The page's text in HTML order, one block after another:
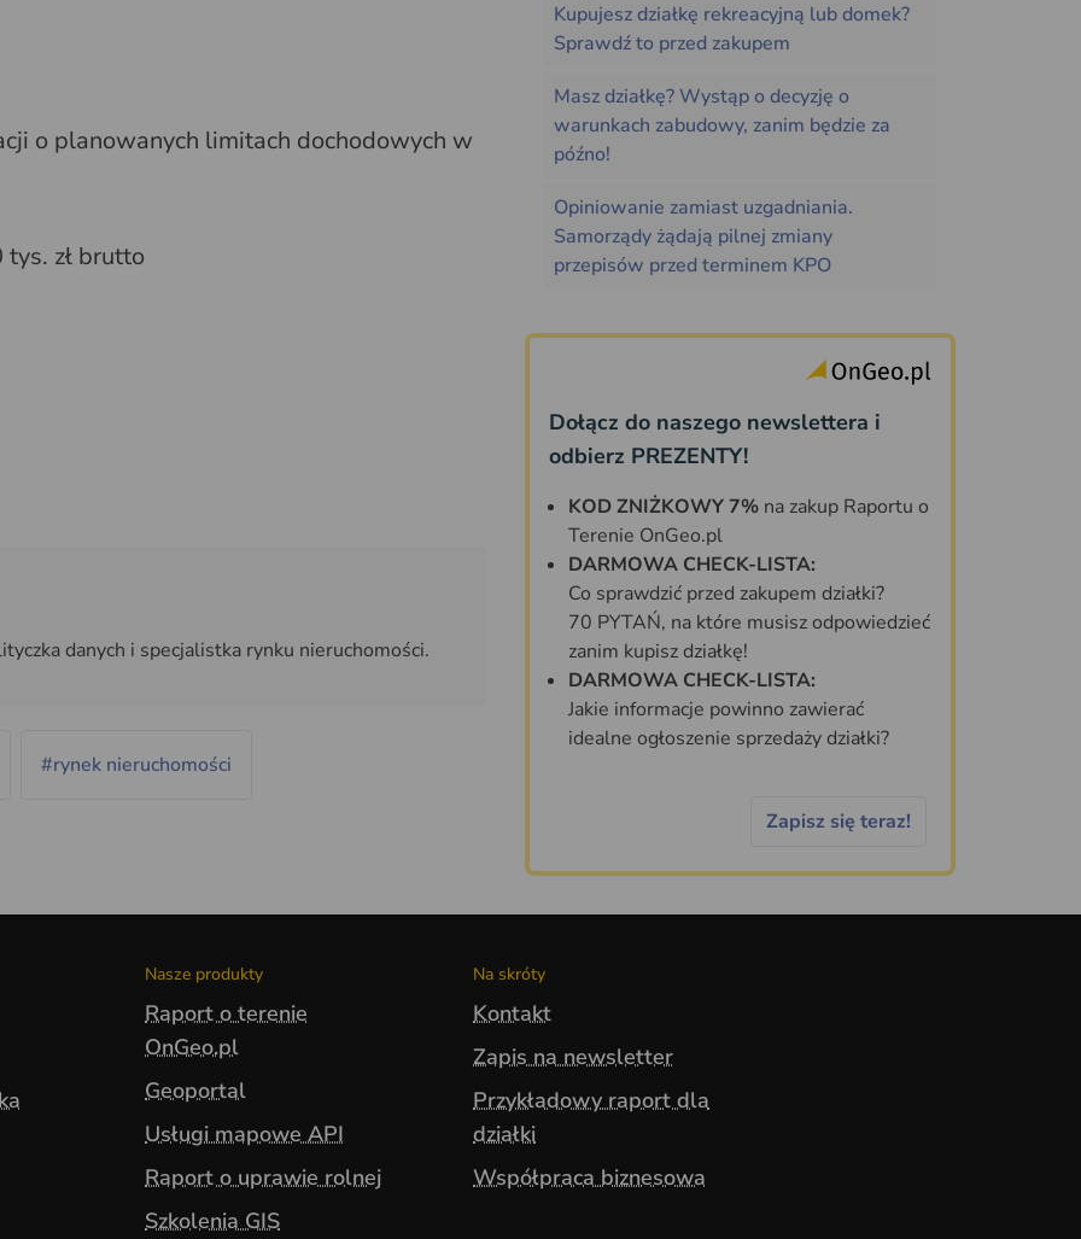
o planowanych limitach dochodowych w
zł brutto
danych i specjalistka rynku nieruchomości.
#rynek nieruchomości
Kupujesz działkę rekreacyjną lub domek?
Sprawdź to przed zakupem
Masz działkę? Wystąp o decyzję o
warunkach zabudowy, zanim będzie za
późno!
Opiniowanie zamiast uzgadniania.
Samorządy żądają pilnej zmiany
przepisów przed terminem KPO
Dołącz do naszego newslettera i
odbierz PREZENTY!
KOD ZNIŻKOWY 7%na zakup Raportu o
Terenie OnGeo.pl
DARMOWA CHECK-LISTA:
Co sprawdzić przed zakupem działki?
70 PYTAŃ, na które musisz odpowiedzieć
zanim kupisz działkę!
DARMOWA CHECK-LISTA:
Jakie informacje powinno zawierać
idealne ogłoszenie sprzedaży działki?
Zapisz się teraz!
Nasze produkty
Raport o terenie
OnGeo.pl
Geoportal
Usługi mapowe API
Raport o uprawie rolnej
Szkolenia GIS
Na skróty
Kontakt
Zapis na newsletter
Przykładowy raport dla
działki
Współpraca biznesowa